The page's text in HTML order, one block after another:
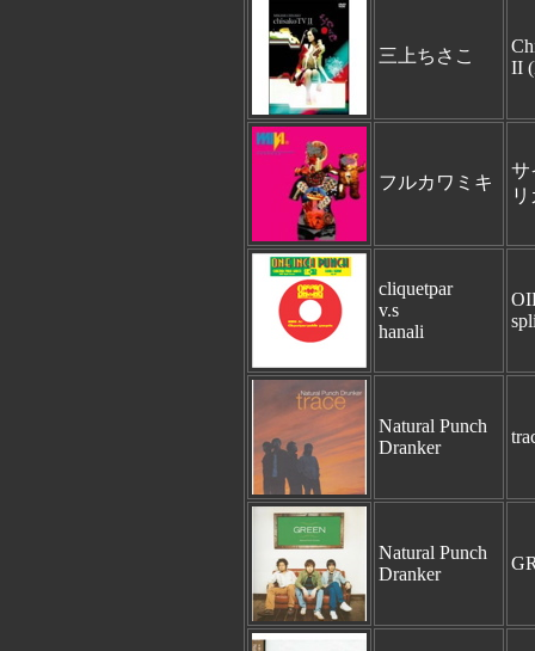
三上ちさこ
II
フルカワミキ
サ
cliquetpar
v.s
hanali
Natural Punch
Dranker
Natural Punch
Dranker